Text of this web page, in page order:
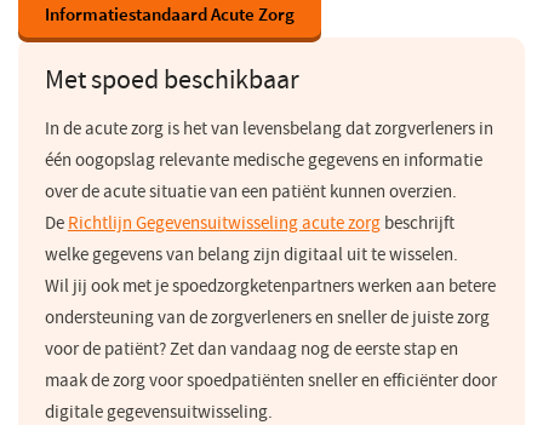
Informatiestandaard Acute Zorg
Met spoed beschikbaar
In de acute zorg is het van levensbelang dat zorgverleners in
één oogopslag relevante medische gegevens en informatie
over de acute situatie van een patiënt kunnen overzien.
De Richtlijn Gegevensuitwisseling acute zorg(opent
in
een
nieuw
venster)
beschrijft
welke gegevens van belang zijn digitaal uit te wisselen.
Wil jij ook met je spoedzorgketenpartners werken aan betere
ondersteuning van de zorgverleners en sneller de juiste zorg
voor de patiënt? Zet dan vandaag nog de eerste stap en
maak de zorg voor spoedpatiënten sneller en efficiënter door
digitale gegevensuitwisseling.